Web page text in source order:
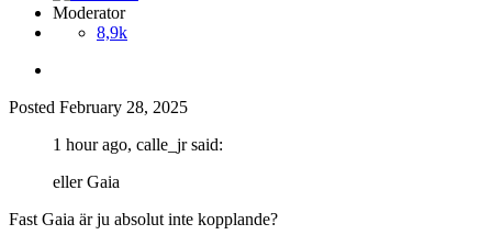
Moderator
8,9k
Posted February 28, 2025
1 hour ago, calle_jr said:
eller Gaia
Fast Gaia är ju absolut inte kopplande?